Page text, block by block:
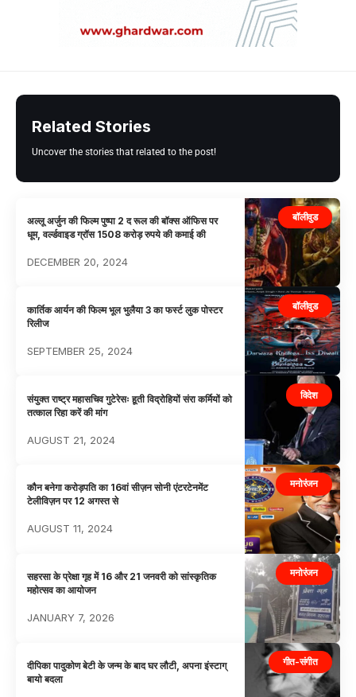
Related Stories
Uncover the stories that related to the post!
बॉलीवुड
अल्लू अर्जुन की फिल्म पुष्पा 2 द रूल की बॉक्स ऑफिस पर
धूम, वर्ल्डवाइड ग्रॉस 1508 करोड़ रुपये की कमाई की
DECEMBER 20, 2024
बॉलीवुड
कार्तिक आर्यन की फिल्म भूल भुलैया 3 का फर्स्ट लुक पोस्टर
रिलीज
SEPTEMBER 25, 2024
विदेश
संयुक्त राष्ट्र महासचिव गुटेरेसः हूती विद्रोहियों संरा कर्मियों को
तत्काल रिहा करें की मांग
AUGUST 21, 2024
मनोरंजन
कौन बनेगा करोड़पति का 16वां सीज़न सोनी एंटरटेनमेंट
टेलीविज़न पर 12 अगस्त से
AUGUST 11, 2024
मनोरंजन
सहरसा के प्रेक्षा गृह में 16 और 21 जनवरी को सांस्कृतिक
महोत्सव का आयोजन
JANUARY 7, 2026
गीत-संगीत
दीपिका पादुकोण बेटी के जन्म के बाद घर लौटी, अपना इंस्टाग्
बायो बदला